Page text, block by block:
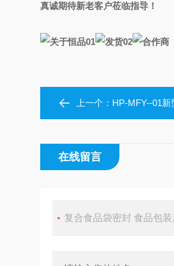
真诚期待新老客户莅临指导！
上一个： HP-MFY--01新型
在线留言